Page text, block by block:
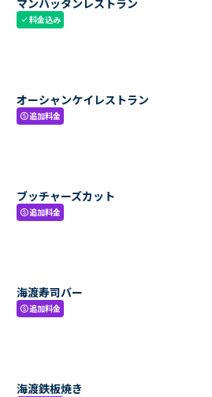
check料金込み
オーシャンケイレストラン
paid追加料金
ブッチャーズカット
paid追加料金
海渡寿司バー
paid追加料金
海渡鉄板焼き